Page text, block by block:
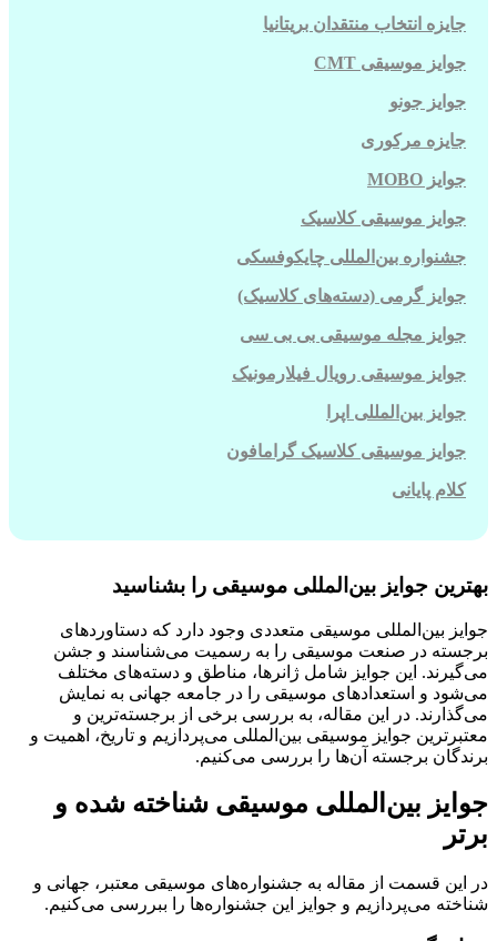
جایزه انتخاب منتقدان بریتانیا
جوایز موسیقیCMT
جوایز جونو
جایزه مرکوری
جوایز MOBO
جوایز موسیقی کلاسیک
جشنواره بین‌المللی چایکوفسکی
جوایز گرمی (دسته‌های کلاسیک)
جوایز مجله موسیقی بی بی سی
جوایز موسیقی رویال فیلارمونیک
جوایز بین‌المللی اپرا
جوایز موسیقی کلاسیک گرامافون
کلام پایانی
بهترین جوایز بین‌المللی موسیقی را بشناسید
جوایز بین‌المللی موسیقی متعددی وجود دارد که دستاوردهای
برجسته در صنعت موسیقی را به رسمیت می‌شناسند و جشن
می‌گیرند. این جوایز شامل ژانرها، مناطق و دسته‌های مختلف
می‌شود و استعدادهای موسیقی را در جامعه جهانی به نمایش
می‌گذارند. در این مقاله، به بررسی برخی از برجسته‌ترین و
معتبرترین جوایز موسیقی بین‌المللی می‌پردازیم و تاریخ، اهمیت و
برندگان برجسته آن‌ها را بررسی می‌کنیم.
جوایز بین‌المللی موسیقی شناخته شده و
برتر
در این قسمت از مقاله به جشنواره‌های موسیقی معتبر، جهانی و
شناخته می‌پردازیم و جوایز این جشنواره‌ها را ببررسی می‌کنیم.